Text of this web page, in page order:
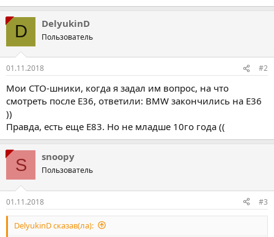
D DelyukinD
Пользователь
01.11.2018 #2
Мои СТО-шники, когда я задал им вопрос, на что
смотреть после Е36, ответили: BMW закончились на Е36
))
Правда, есть еще Е83. Но не младше 10го года ((
S snoopy
Пользователь
01.11.2018 #3
DelyukinD сказав(ла):